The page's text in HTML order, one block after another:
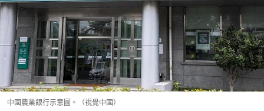
中國農業銀行示意圖。（視覺中國）